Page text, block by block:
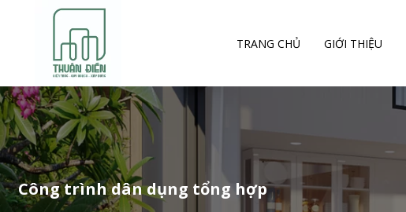
TRANG CHỦ GIỚI THIỆU
Công trình dân dụng tổng hợp